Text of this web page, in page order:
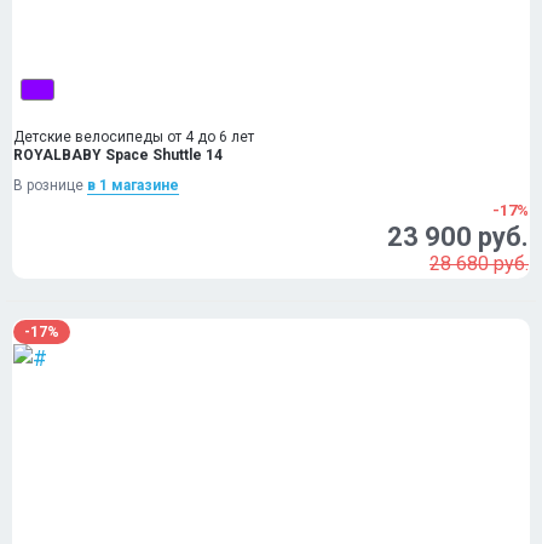
Детские велосипеды от 4 до 6 лет
ROYALBABY Space Shuttle 14
В рознице в 1 магазинe
-17%
23 900 руб.
28 680 руб.
-17%